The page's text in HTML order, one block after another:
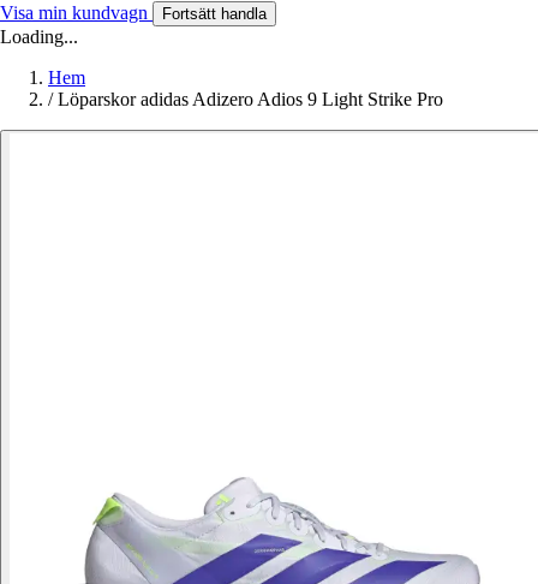
Visa min kundvagn Fortsätt handla
Loading...
Hem
/ Löparskor adidas Adizero Adios 9 Light Strike Pro